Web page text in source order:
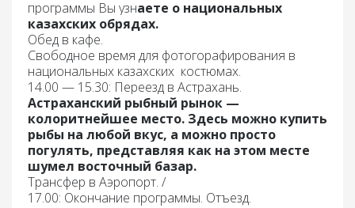
программы Вы узнаете о национальных
казахских обрядах.
Обед в кафе.
Свободное время для фотогорафирования в
национальных казахских костюмах.
14.00 — 15.30: Переезд в Астрахань.
Астраханский рыбный рынок —
колоритнейшее место. Здесь можно купить
рыбы на любой вкус, а можно просто
погулять, представляя как на этом месте
шумел восточный базар.
Трансфер в Аэропорт. /
17.00: Окончание программы. Отъезд.